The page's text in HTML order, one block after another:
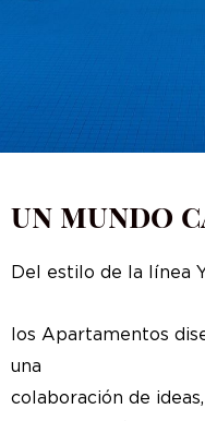
un mundo
Del estilo de la línea
los Apartamentos
una
colaboración de